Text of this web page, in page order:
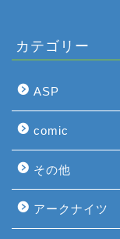
カテゴリー
ASP
comic
その他
アークナイツ